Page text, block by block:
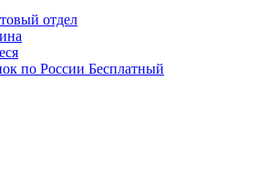
отдел
по России Бесплатный